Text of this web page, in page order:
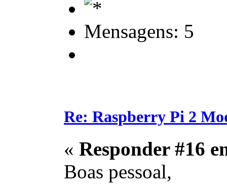
Mensagens: 5
Re: Raspberry Pi 2
« Responder #16
Boas pessoal,